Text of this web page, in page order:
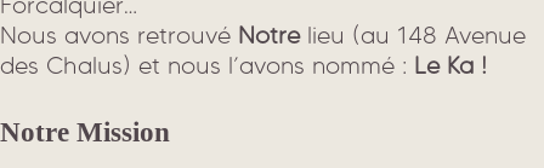
Nous avons retrouvé Notrelieu (au 148 Avenue
des Chalus) et nous l’avons nommé : Le Ka !
Notre Mission